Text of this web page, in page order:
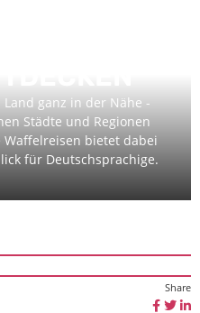
ganz in der Nähe -
Städte und Regionen
bietet dabei
für Deutschsprachige.
Share